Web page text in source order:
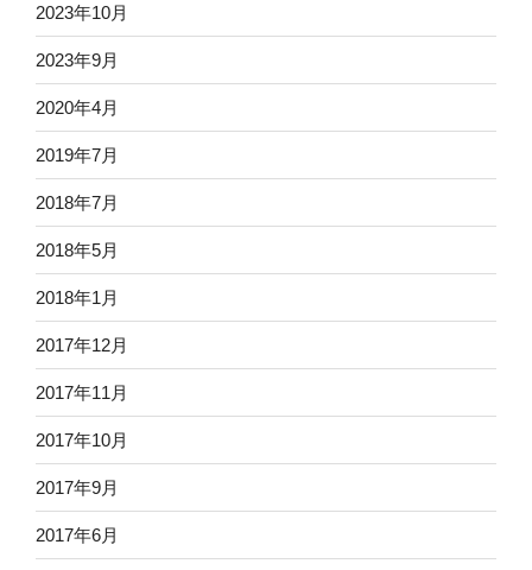
2023年10月
2023年9月
2020年4月
2019年7月
2018年7月
2018年5月
2018年1月
2017年12月
2017年11月
2017年10月
2017年9月
2017年6月